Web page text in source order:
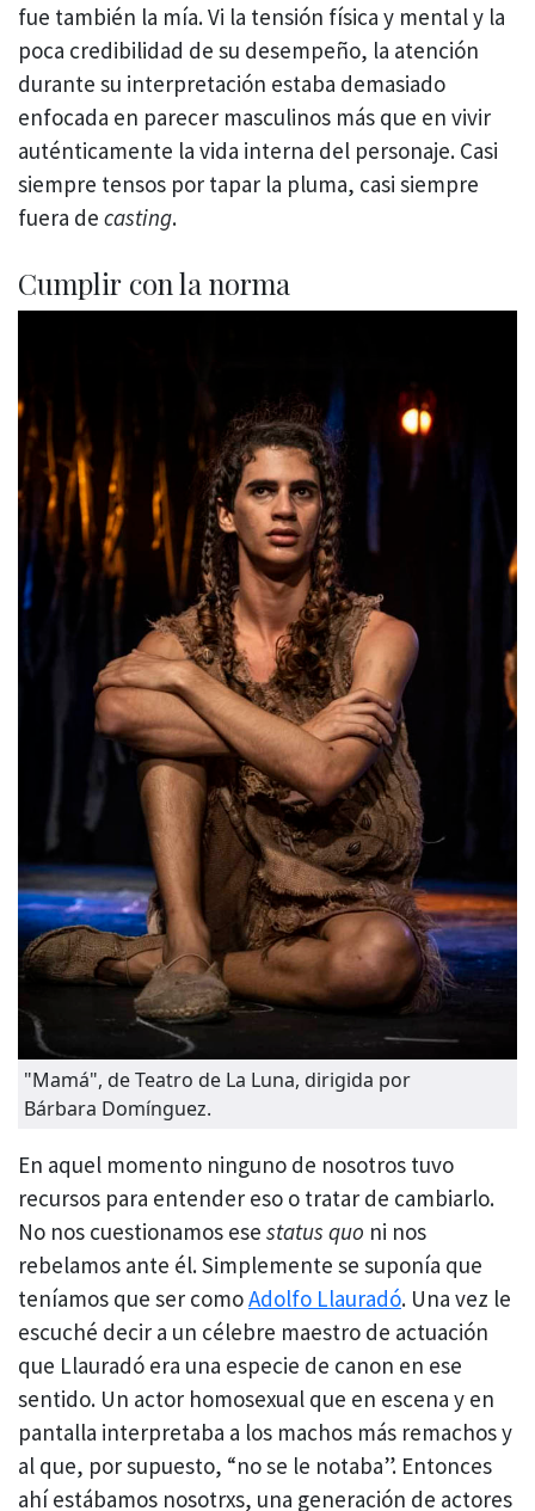
fue también la mía. Vi la tensión física y mental y la
poca credibilidad de su desempeño, la atención
durante su interpretación estaba demasiado
enfocada en parecer masculinos más que en vivir
auténticamente la vida interna del personaje. Casi
siempre tensos por tapar la pluma, casi siempre
fuera de casting.
Cumplir con la norma
"Mamá", de Teatro de La Luna, dirigida por
Bárbara Domínguez.
En aquel momento ninguno de nosotros tuvo
recursos para entender eso o tratar de cambiarlo.
No nos cuestionamos ese status quo ni nos
rebelamos ante él. Simplemente se suponía que
teníamos que ser comoAdolfo Llauradó. Una vez le
escuché decir a un célebre maestro de actuación
que Llauradó era una especie de canon en ese
sentido. Un actor homosexual que en escena y en
pantalla interpretaba a los machos más remachos y
al que, por supuesto, “no se le notaba”. Entonces
ahí estábamos nosotrxs, una generación de actores